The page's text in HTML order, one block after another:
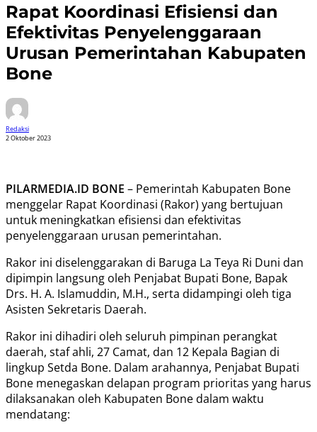
Rapat Koordinasi Efisiensi dan
Efektivitas Penyelenggaraan
Urusan Pemerintahan Kabupaten
Bone
Redaksi
2 Oktober 2023
PILARMEDIA.ID BONE – Pemerintah Kabupaten Bone
menggelar Rapat Koordinasi (Rakor) yang bertujuan
untuk meningkatkan efisiensi dan efektivitas
penyelenggaraan urusan pemerintahan.
Rakor ini diselenggarakan di Baruga La Teya Ri Duni dan
dipimpin langsung oleh Penjabat Bupati Bone, Bapak
Drs. H. A. Islamuddin, M.H., serta didampingi oleh tiga
Asisten Sekretaris Daerah.
Rakor ini dihadiri oleh seluruh pimpinan perangkat
daerah, staf ahli, 27 Camat, dan 12 Kepala Bagian di
lingkup Setda Bone. Dalam arahannya, Penjabat Bupati
Bone menegaskan delapan program prioritas yang harus
dilaksanakan oleh Kabupaten Bone dalam waktu
mendatang: